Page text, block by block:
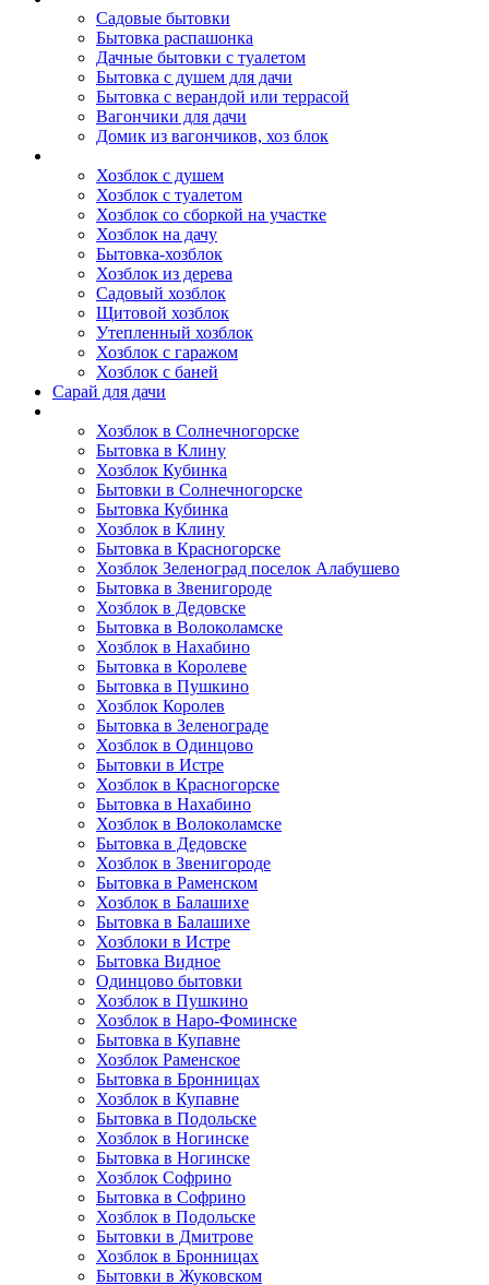
Садовые бытовки
Бытовка распашонка
Дачные бытовки с туалетом
Бытовка с душем для дачи
Бытовка с верандой или террасой
Вагончики для дачи
Домик из вагончиков, хоз блок
Хозблок с душем
Хозблок с туалетом
Хозблок со сборкой на участке
Хозблок на дачу
Бытовка-хозблок
Хозблок из дерева
Садовый хозблок
Щитовой хозблок
Утепленный хозблок
Хозблок с гаражом
Хозблок с баней
Сарай для дачи
Хозблок в Солнечногорске
Бытовка в Клину
Хозблок Кубинка
Бытовки в Солнечногорске
Бытовка Кубинка
Хозблок в Клину
Бытовка в Красногорске
Хозблок Зеленоград поселок Алабушево
Бытовка в Звенигороде
Хозблок в Дедовске
Бытовка в Волоколамске
Хозблок в Нахабино
Бытовка в Королеве
Бытовкa в Пушкино
Хозблок Королев
Бытовка в Зеленограде
Хозблок в Одинцово
Бытовки в Истре
Хозблок в Красногорске
Бытовка в Нахабино
Хозблок в Волоколамске
Бытовкa в Дедовске
Хозблок в Звенигороде
Бытовка в Раменском
Хозблок в Балашихе
Бытовкa в Балашихе
Хозблоки в Истре
Бытовка Видное
Одинцово бытовки
Хозблок в Пушкино
Хозблок в Наро-Фоминске
Бытовка в Купавне
Хозблок Раменское
Бытовка в Бронницах
Хозблок в Купавне
Бытовка в Подольске
Хозблок в Ногинске
Бытовка в Ногинске
Хозблок Софрино
Бытовка в Софрино
Хозблок в Подольске
Бытовки в Дмитрове
Хозблок в Бронницах
Бытовки в Жуковском